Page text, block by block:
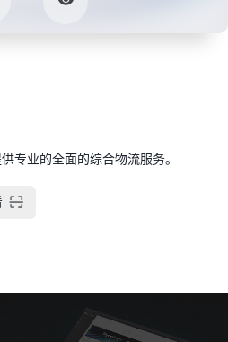
专业的全面的综合物流服务。